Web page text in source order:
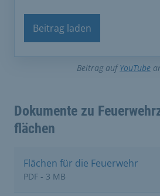
Beitrag laden
Beitrag aufYouTube
Dokumente zu
flächen
Flächen für die Feuerwehr
PDF - 3 MB